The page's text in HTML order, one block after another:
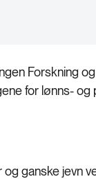
Forskning
for lønns-
ganske jevn